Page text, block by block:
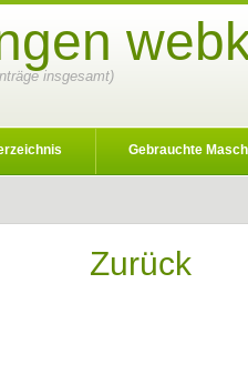
insgesamt)
Gebrauchte
Zurück